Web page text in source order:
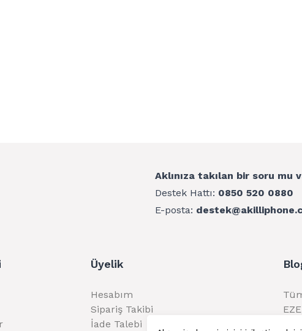
Aklınıza takılan bir soru mu
Destek Hattı: 0850 520 0880
E-posta:
Üyelik
Hesabım
Sipariş Takibi
İade Talebi